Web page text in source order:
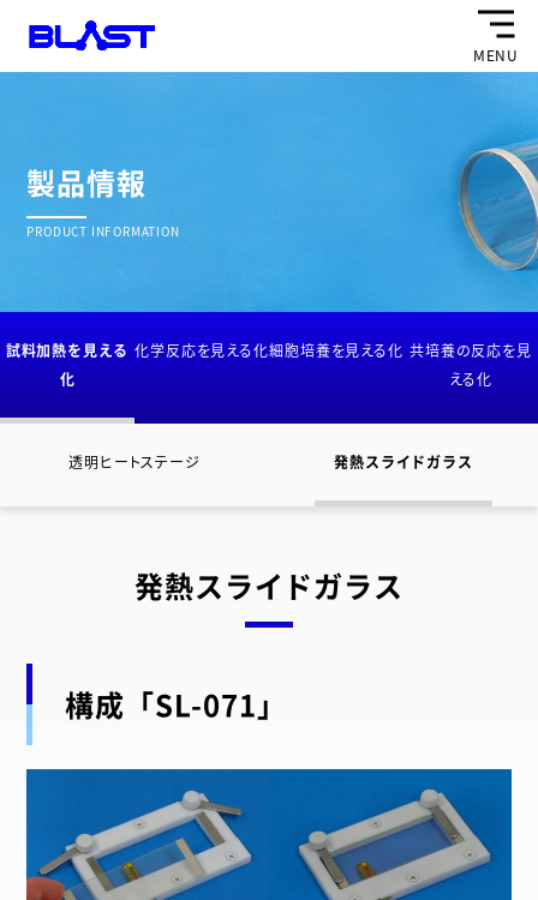
MENU
製品情報
PRODUCT INFORMATION
試料加熱を見える
化
化学反応を見える化細胞培養を見える化 共培養の反応を見
える化
透明ヒートステージ 発熱スライドガラス
発熱スライドガラス
構成「SL-071」